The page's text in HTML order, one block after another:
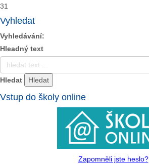
31
Vyhledat
Vyhledávání:
Hleadný text
Hledat
Vstup do školy online
Zapomněli jste heslo?